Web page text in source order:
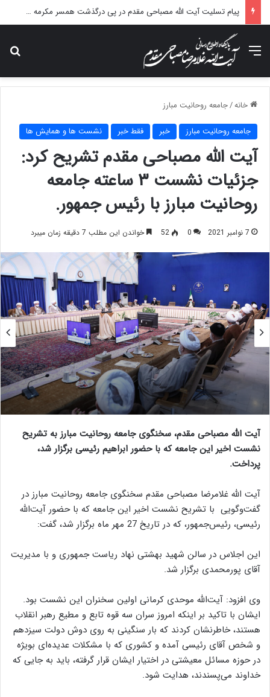
پیام تسلیت آیت الله مصباحی مقدم در پی درگذشت همسر مکرمه حضرت آیت‌الله العظمی سیستانی.
منو
خانه/جامعه روحانیت مبارز
جامعه روحانیت مبارز خبر فقط خبر نشست ها و همایش ها
آیت الله مصباحی مقدم تشریح کرد:
جزئیات نشست ۳ ساعته جامعه
روحانیت مبارز با رئیس جمهور.
7 نوامبر 2021 0
52 خواندن این مطلب 7 دقیقه زمان میبرد
آیت الله مصباحی مقدم، سخنگوی جامعه روحانیت مبارز به تشریح
نشست اخیر این جامعه که با حضور ابراهیم رئیسی برگزار شد،
پرداخت.
آیت الله غلامرضا مصباحی مقدم سخنگوی جامعه روحانیت مبارز در
گفت‌وگویی با تشریح نشست اخیر این جامعه که با حضور آیت‌الله
رئیسی، رئیس‌جمهور، که در تاریخ 27 مهر ماه برگزار شد، گفت:
این اجلاس در سالن شهید بهشتی نهاد ریاست جمهوری و با مدیریت
آقای پورمحمدی برگزار شد.
وی افزود: آیت‌الله موحدی کرمانی اولین سخنران این نشست بود.
ایشان با تاکید بر اینکه امروز سران سه قوه تابع و مطیع رهبر انقلاب
هستند، خاطرنشان کردند که بار سنگینی به روی دوش دولت سیزدهم
و شخص آقای رئیسی آمده و کشوری که با مشکلات عدیده‌ای بویژه
در حوزه مسائل معیشتی در اختیار ایشان قرار گرفته، باید به جایی که
خداوند می‌پسندند، هدایت شود.